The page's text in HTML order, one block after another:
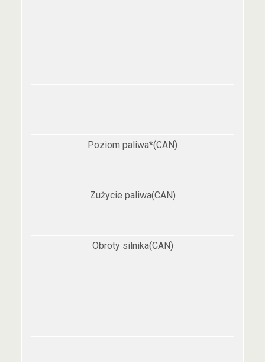
Poziom paliwa*(CAN)
Zużycie paliwa(CAN)
Obroty silnika(CAN)